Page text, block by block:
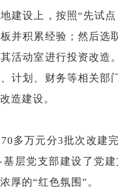
设上，按照“先试点
并积累经验； 然后选
活动室进行投资改造。
计划、财务等相关部
造建设。
万元分3批次改建完
层党支部建设了党
厚的“红色氛围”。